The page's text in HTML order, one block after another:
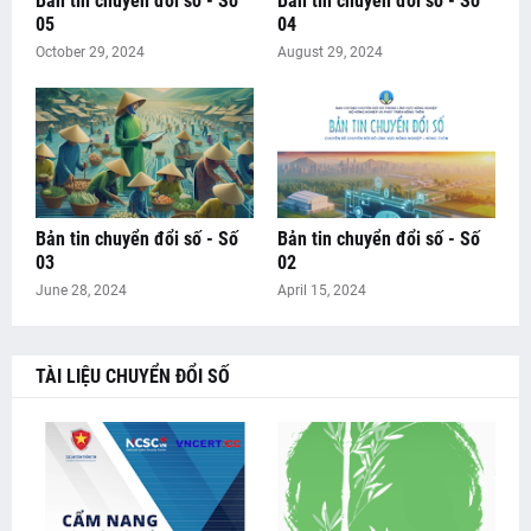
05
October 29, 2024
04
August 29, 2024
Bản tin chuyển đổi số - Số
03
June 28, 2024
Bản tin chuyển đổi số - Số
02
April 15, 2024
TÀI LIỆU CHUYỂN ĐỔI SỐ